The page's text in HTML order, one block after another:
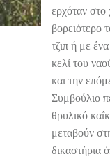
ερχόταν
βορειότερο
τζιπ ή με
κελί του
και την
Συμβούλιο
θρυλικό
μεταβούν
δικαστήρια